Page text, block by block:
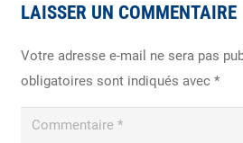
LAISSER UN COMMENTAIRE
Votre adresse e-mail ne sera pas
obligatoires sont indiqués avec *